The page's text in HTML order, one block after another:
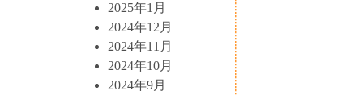
2025年1月
2024年12月
2024年11月
2024年10月
2024年9月